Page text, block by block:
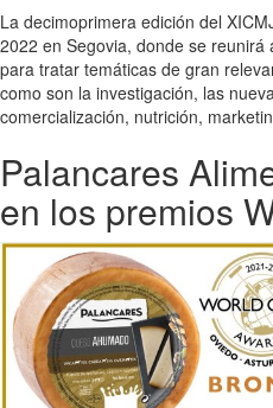
La decimoprimera edición del
2022 en Segovia, donde se
para tratar temáticas de gran
como son la investigación, las
comercialización, nutrición,
Palancares
en los premios